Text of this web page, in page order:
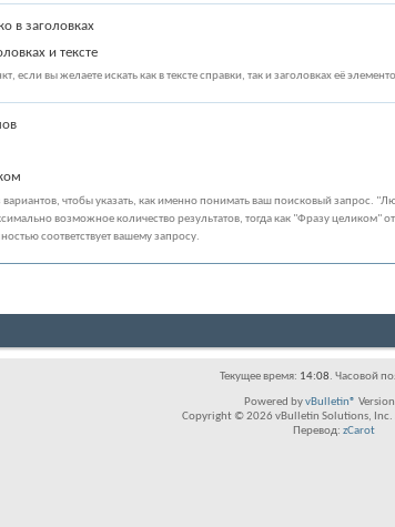
в заголовках
и тексте
если вы желаете искать как в тексте справки, так и заголовках её
чтобы указать, как именно понимать ваш поисковый запрос.
возможное количество результатов, тогда как "Фразу целиком"
соответствует вашему запросу.
Текущее время: 14:08. Часовой
Powered byvBulletin®
Copyright © 2026 vBulletin Solutions, Inc.
Перевод: zCarot